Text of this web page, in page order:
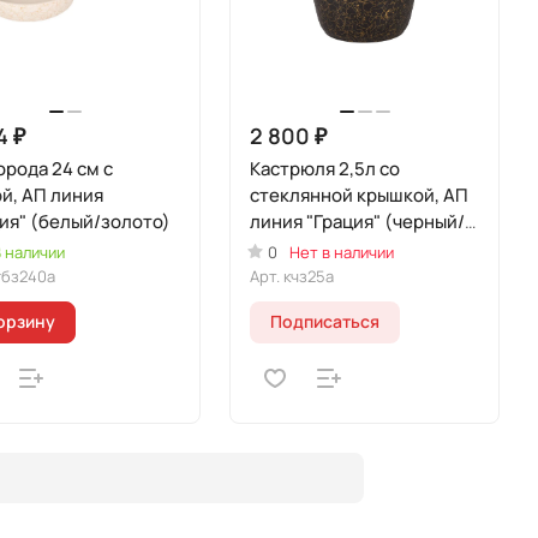
₽
24 см с
АП линия
(белый/золото)
наличии
2 800 ₽
Кастрюля 2,5л со
стеклянной крышкой, АП
линия "Грация" (черный/
золото)
0
Нет в наличии
Арт. кчз25а
Подписаться